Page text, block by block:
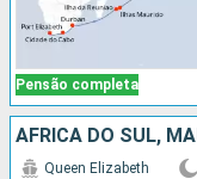
Pensão completa
Queen Elizabeth